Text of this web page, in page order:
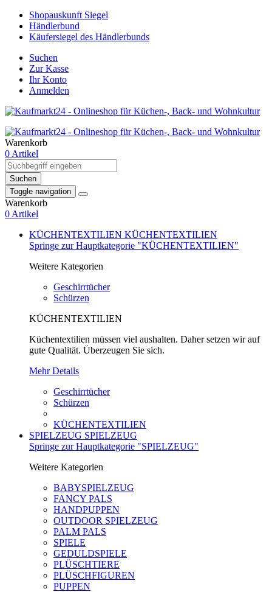
Shopauskunft Siegel
Händlerbund
Käufersiegel des Händlerbunds
Suchen
Zur Kasse
Ihr Konto
Anmelden
Warenkorb
0 Artikel
Suchen
Toggle navigation
Warenkorb
0 Artikel
KÜCHENTEXTILIEN KÜCHENTEXTILIEN
Springe zur Hauptkategorie "KÜCHENTEXTILIEN"
Weitere Kategorien
Geschirrtücher
Schürzen
KÜCHENTEXTILIEN
Küchentextilien müssen viel aushalten. Daher setzen wir auf
gute Qualität. Überzeugen Sie sich.
Mehr Details
Geschirrtücher
Schürzen
KÜCHENTEXTILIEN
SPIELZEUG SPIELZEUG
Springe zur Hauptkategorie "SPIELZEUG"
Weitere Kategorien
BABYSPIELZEUG
FANCY PALS
HANDPUPPEN
OUTDOOR SPIELZEUG
PALM PALS
SPIELE
GEDULDSPIELE
PLÜSCHTIERE
PLÜSCHFIGUREN
PUPPEN